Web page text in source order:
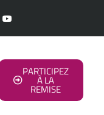
PARTICIPEZ
À LA
REMISE